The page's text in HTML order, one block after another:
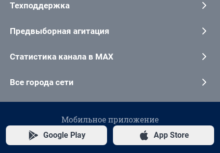
Техподдержка
Предвыборная агитация
Статистика канала в MAX
Все города сети
Мобильное приложение
Google Play App Store